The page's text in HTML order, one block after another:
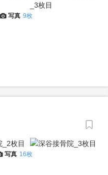
写真 9枚
写真 16枚